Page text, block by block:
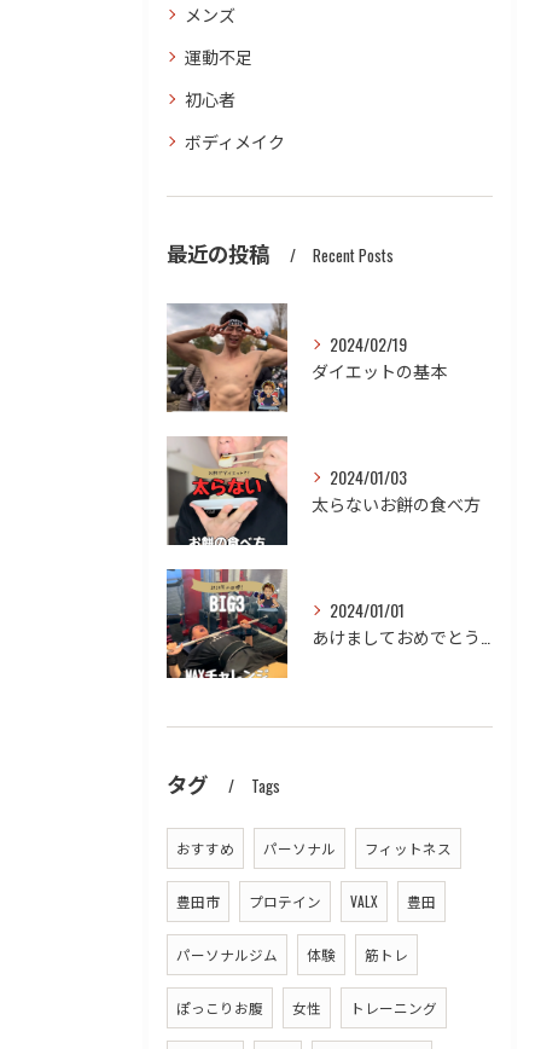
メンズ
運動不足
初心者
ボディメイク
最近の投稿 Recent Posts
2024/02/19
ダイエットの基本
2024/01/03
太らないお餅の食べ方
2024/01/01
あけましておめでとうございます！！
タグ Tags
おすすめ パーソナル フィットネス
豊田市 プロテイン VALX 豊田
パーソナルジム 体験 筋トレ
ぽっこりお腹 女性 トレーニング